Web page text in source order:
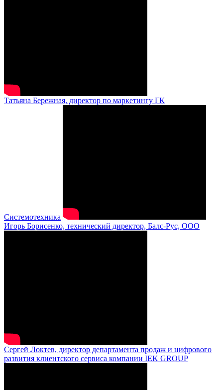
Татьяна Бережная, директор по маркетингу ГК
Системотехника
Игорь Борисенко, технический директор, Балс-Рус, ООО
Сергей Локтев, директор департамента продаж и цифрового
развития клиентского сервиса компании IEK GROUP